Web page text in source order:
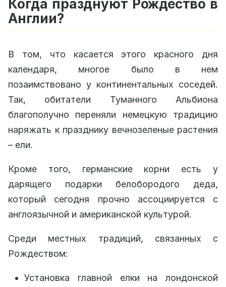
Когда празднуют Рождество в
Англии?
В том, что касается этого красного дня
календаря, многое было в нем
позаимствовано у континентальных соседей.
Так, обитатели Туманного Альбиона
благополучно переняли немецкую традицию
наряжать к празднику вечнозеленые растения
– ели.
Кроме того, германские корни есть у
дарящего подарки белобородого деда,
который сегодня прочно ассоциируется с
англоязычной и американской культурой.
Среди местных традиций, связанных с
Рождеством:
Установка главной елки на лондонской